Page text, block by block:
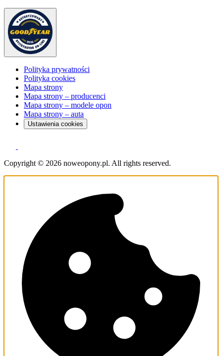
Polityka prywatności
Polityka cookies
Mapa strony
Mapa strony – producenci
Mapa strony – modele opon
Mapa strony – auta
Ustawienia cookies
Copyright © 2026 noweopony.pl. All rights reserved.